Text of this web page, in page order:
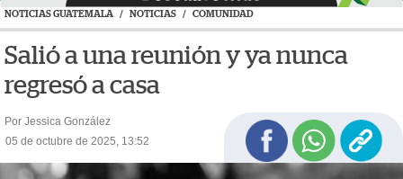
NOTICIAS GUATEMALA / NOTICIAS / COMUNIDAD
Salió a una reunión y ya nunca
regresó a casa
Por Jessica González
05 de octubre de 2025, 13:52